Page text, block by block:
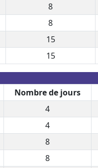
8
8
15
15
Nombre de jours
4
4
8
8